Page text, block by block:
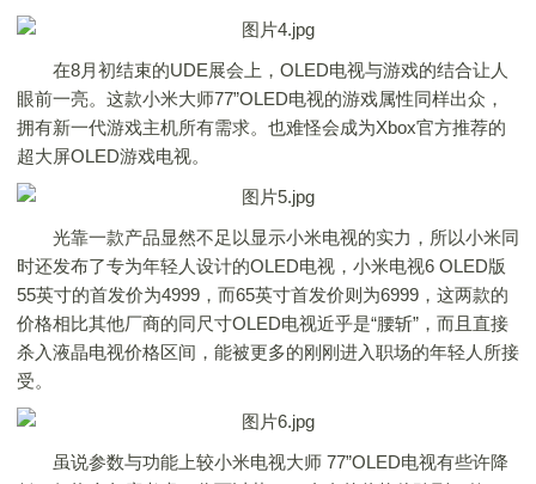
在8月初结束的UDE展会上，OLED电视与游戏的结合让人
眼前一亮。这款小米大师77”OLED电视的游戏属性同样出众，
拥有新一代游戏主机所有需求。也难怪会成为Xbox官方推荐的
超大屏OLED游戏电视。
光靠一款产品显然不足以显示小米电视的实力，所以小米同
时还发布了专为年轻人设计的OLED电视，小米电视6 OLED版
55英寸的首发价为4999，而65英寸首发价则为6999，这两款的
价格相比其他厂商的同尺寸OLED电视近乎是“腰斩”，而且直接
杀入液晶电视价格区间，能被更多的刚刚进入职场的年轻人所接
受。
虽说参数与功能上较小米电视大师 77”OLED电视有些许降